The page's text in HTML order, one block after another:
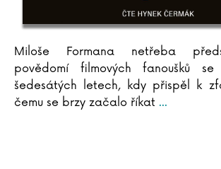
Miloše Formana netřeba
povědomí filmových fanoušků
šedesátých letech, kdy přispěl k
čemu se brzy začalo říkat ...